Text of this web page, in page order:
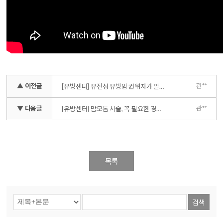
▲ 이전글 [유방센터] 유전성 유방암 권위자가 알려주는 유전성 유방암 관**
▼ 다음글 [유방센터] 맘모톰 시술, 꼭 필요한 경우는? 관**
목록
검색